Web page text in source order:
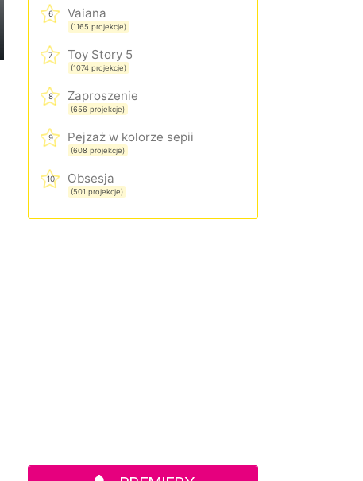
6 Vaiana
(1165 projekcje)
7 Toy Story 5
(1074 projekcje)
8 Zaproszenie
(656 projekcje)
9 Pejzaż w kolorze sepii
(608 projekcje)
10 Obsesja
(501 projekcje)